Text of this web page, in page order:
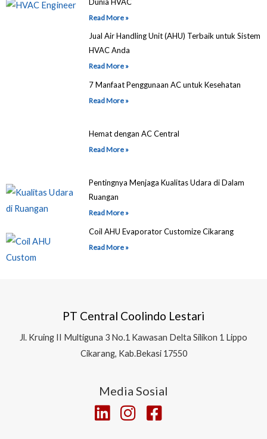
Read More »
Jual Air Handling Unit (AHU) Terbaik untuk Sistem
HVAC Anda
Read More »
7 Manfaat Penggunaan AC untuk Kesehatan
Read More »
Hemat dengan AC Central
Read More »
Pentingnya Menjaga Kualitas Udara di Dalam
Ruangan
Read More »
Coil AHU Evaporator Customize Cikarang
Read More »
PT Central Coolindo Lestari
Jl. Kruing II Multiguna 3 No.1 Kawasan Delta Silikon 1 Lippo
Cikarang, Kab.Bekasi 17550
Media Sosial